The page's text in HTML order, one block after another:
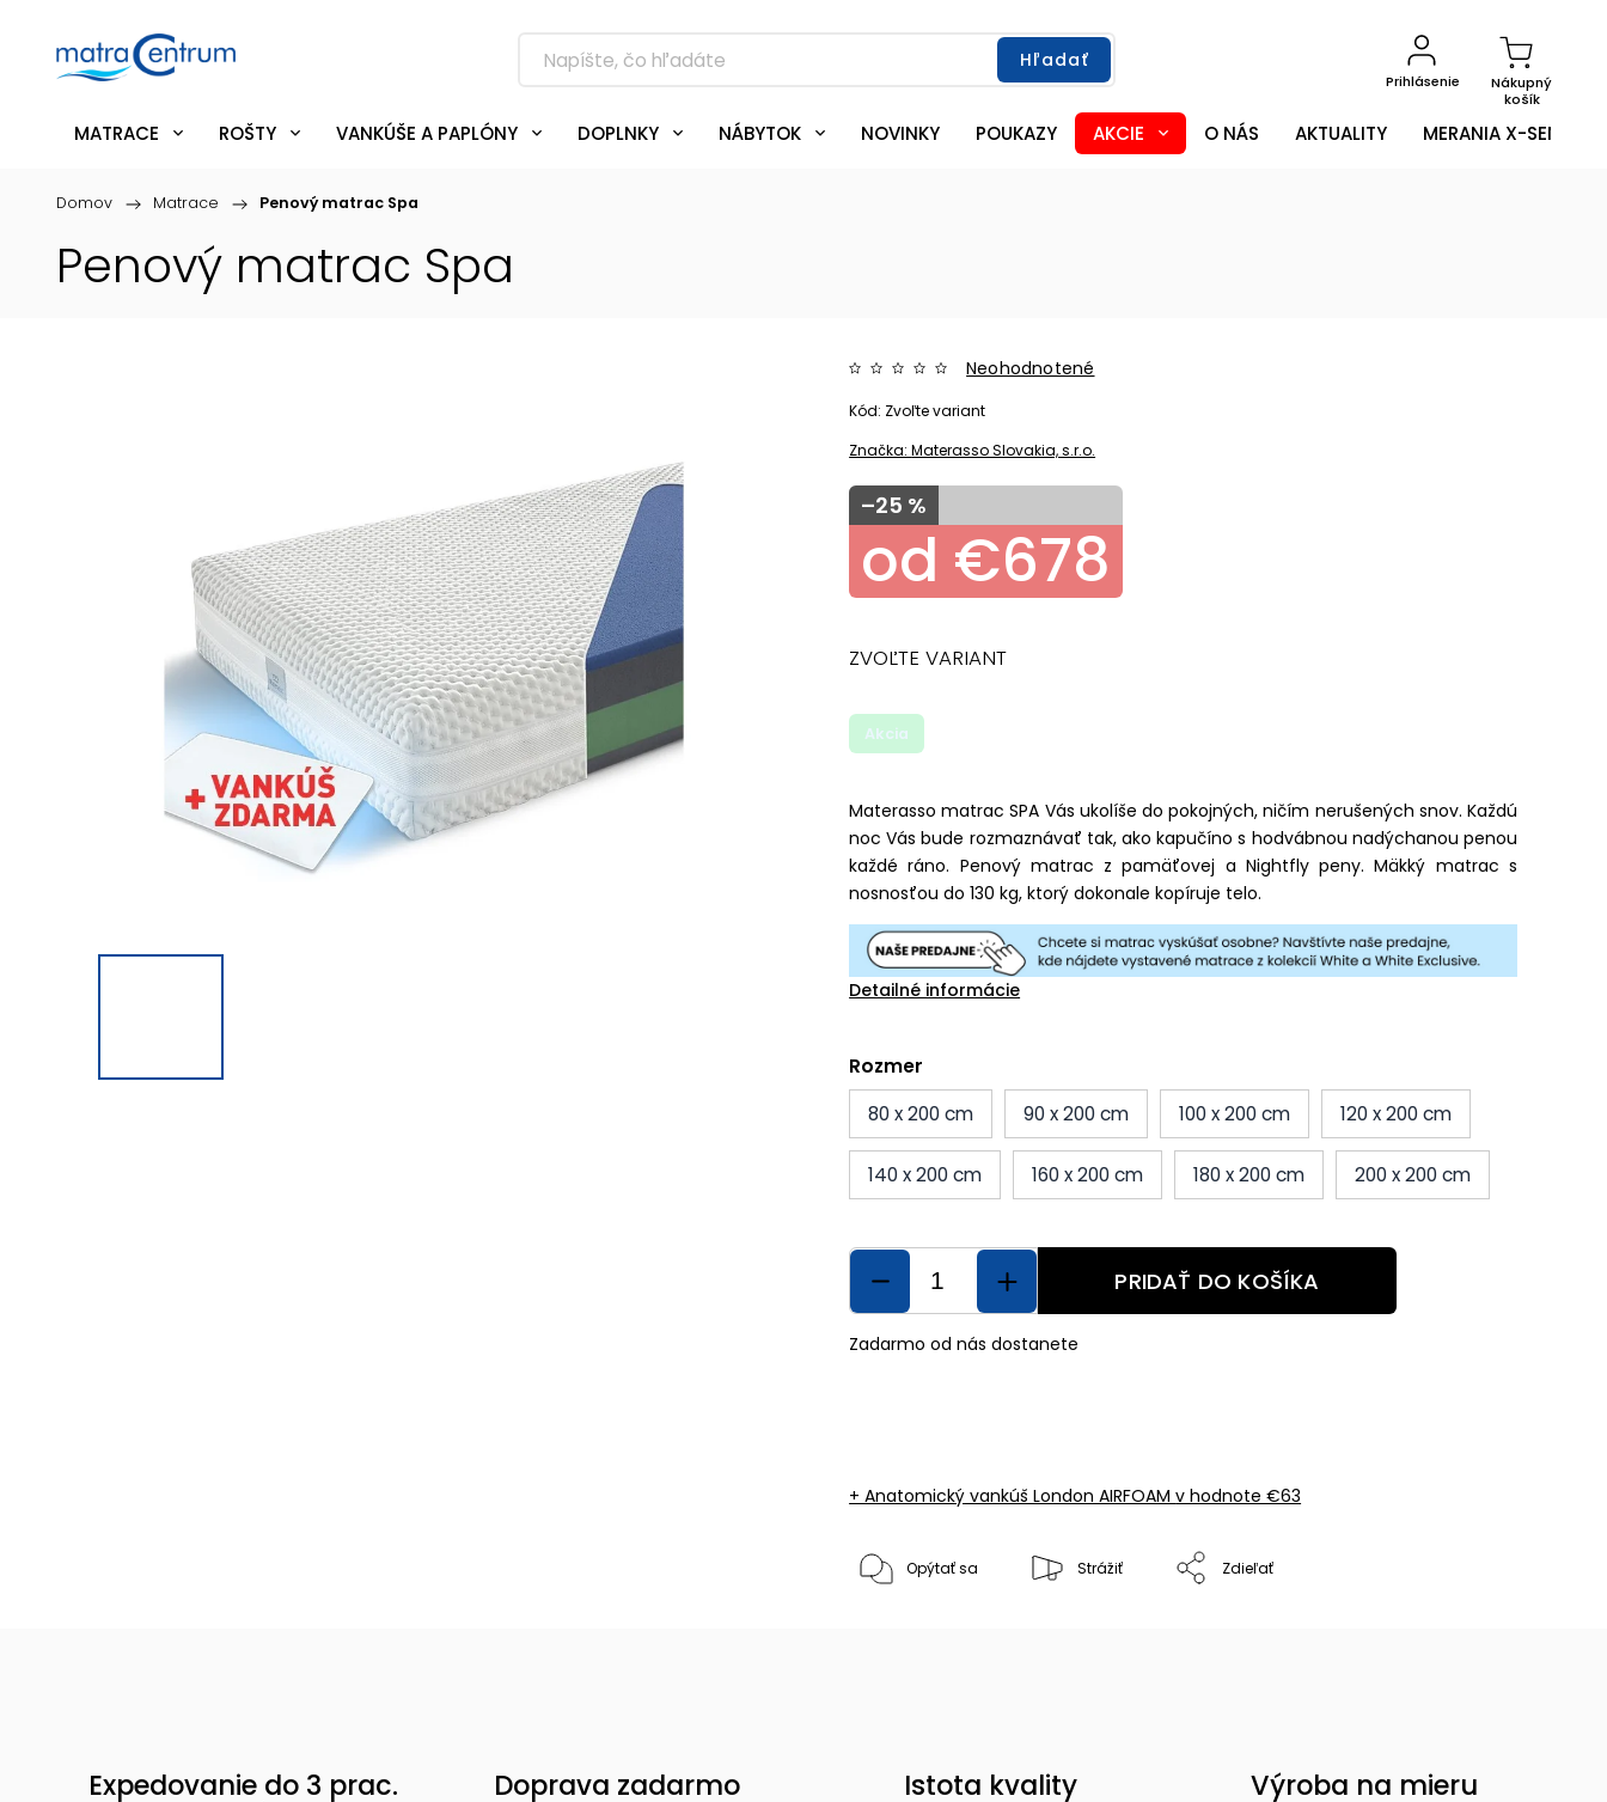
Hľadať
Nákupný
košík
Prihlásenie
MATRACE ROŠTY VANKÚŠE A PAPLÓNY DOPLNKY NÁBYTOK NOVINKY POUKAZY AKCIE O NÁS AKTUALITY MERANIA X-SENSOR
Domov / Matrace / Penový matrac Spa
Penový matrac Spa
Značka:Materasso Slovakia, s.r.o.
Neohodnotené
–25 %
od €678
Kód: Zvoľte variant
Akcia
Materasso matrac SPA Vás ukolíše do pokojných, ničím nerušených snov. Každú
noc Vás bude rozmaznávať tak, ako kapučíno s hodvábnou nadýchanou penou
každé ráno. Penový matrac z pamäťovej a Nightfly peny. Mäkký matrac s
nosnosťou do 130 kg, ktorý dokonale kopíruje telo.
Detailné informácie
Rozmer
80 x 200 cm
90 x 200 cm 100 x 200 cm 120 x 200 cm
140 x 200 cm 160 x 200 cm 180 x 200 cm 200 x 200 cm
ZVOĽTE VARIANT
PRIDAŤ DO KOŠÍKA
Zadarmo od nás dostanete
+ Anatomický vankúš London AIRFOAMv hodnote €63
Opýtať sa Strážiť Zdieľať
Expedovanie do 3 prac. Doprava zadarmo Istota kvality Výroba na mieru